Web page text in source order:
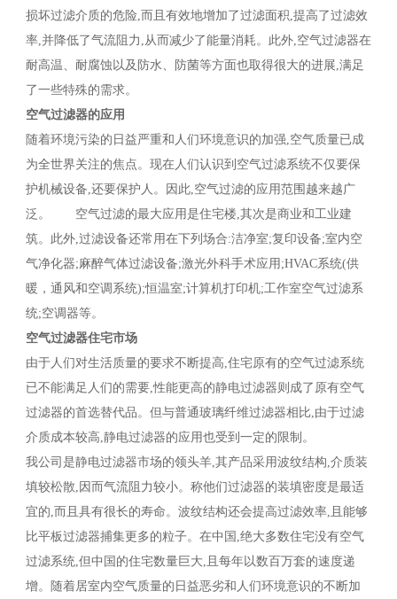
损坏过滤介质的危险,而且有效地增加了过滤面积,提高了过滤效
率,并降低了气流阻力,从而减少了能量消耗。此外,空气过滤器在
耐高温、耐腐蚀以及防水、防菌等方面也取得很大的进展,满足
了一些特殊的需求。
空气过滤器的应用
随着环境污染的日益严重和人们环境意识的加强,空气质量已成
为全世界关注的焦点。现在人们认识到空气过滤系统不仅要保
护机械设备,还要保护人。因此,空气过滤的应用范围越来越广
泛。 空气过滤的最大应用是住宅楼,其次是商业和工业建
筑。此外,过滤设备还常用在下列场合:洁净室;复印设备;室内空
气净化器;麻醉气体过滤设备;激光外科手术应用;HVAC系统(供
暖，通风和空调系统);恒温室;计算机打印机;工作室空气过滤系
统;空调器等。
空气过滤器住宅市场
由于人们对生活质量的要求不断提高,住宅原有的空气过滤系统
已不能满足人们的需要,性能更高的静电过滤器则成了原有空气
过滤器的首选替代品。但与普通玻璃纤维过滤器相比,由于过滤
介质成本较高,静电过滤器的应用也受到一定的限制。
我公司是静电过滤器市场的领头羊,其产品采用波纹结构,介质装
填较松散,因而气流阻力较小。称他们过滤器的装填密度是最适
宜的,而且具有很长的寿命。波纹结构还会提高过滤效率,且能够
比平板过滤器捕集更多的粒子。在中国,绝大多数住宅没有空气
过滤系统,但中国的住宅数量巨大,且每年以数百万套的速度递
增。随着居室内空气质量的日益恶劣和人们环境意识的不断加